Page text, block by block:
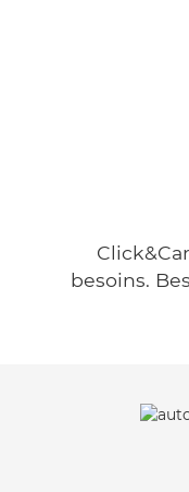
besoins.